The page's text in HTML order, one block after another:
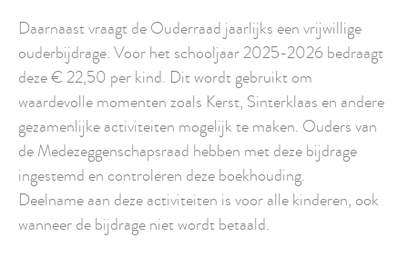
Daarnaast vraagt de Ouderraad jaarlijks een vrijwillige
ouderbijdrage. Voor het schooljaar 2025-2026 bedraagt
deze € 22,50 per kind. Dit wordt gebruikt om
waardevolle momenten zoals Kerst, Sinterklaas en andere
gezamenlijke activiteiten mogelijk te maken. Ouders van
de Medezeggenschapsraad hebben met deze bijdrage
ingestemd en controleren deze boekhouding.
Deelname aan deze activiteiten is voor alle kinderen, ook
wanneer de bijdrage niet wordt betaald.